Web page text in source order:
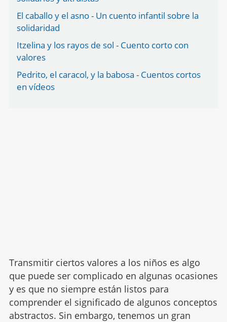
El caballo y el asno - Un cuento infantil sobre la
solidaridad
Itzelina y los rayos de sol - Cuento corto con
valores
Pedrito, el caracol, y la babosa - Cuentos cortos
en vídeos
Transmitir ciertos valores a los niños es algo
que puede ser complicado en algunas ocasiones
y es que no siempre están listos para
comprender el significado de algunos conceptos
abstractos. Sin embargo, tenemos un gran